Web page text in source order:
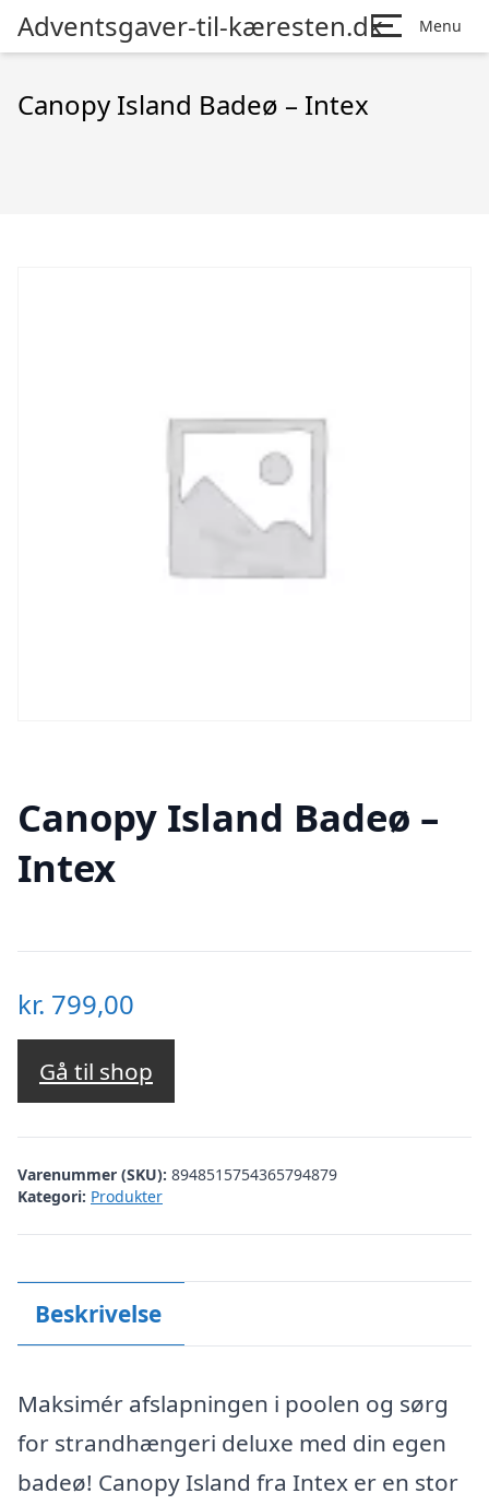
Adventsgaver-til-kæresten.dk Menu
Canopy Island Badeø – Intex
Canopy Island Badeø –
Intex
kr. 799,00
Gå til shop
Varenummer (SKU): 8948515754365794879
Kategori: Produkter
Beskrivelse
Maksimér afslapningen i poolen og sørg
for strandhængeri deluxe med din egen
badeø! Canopy Island fra Intex er en stor